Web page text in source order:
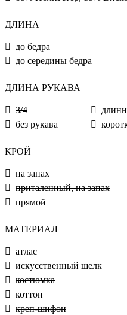
ДЛИНА
до бедра
до середины бедра
ДЛИНА РУКАВА
3/4
без рукава
КРОЙ
на запах
приталенный, на запах
прямой
МАТЕРИАЛ
атлас
искусственный шелк
костюмка
коттон
креп-шифон